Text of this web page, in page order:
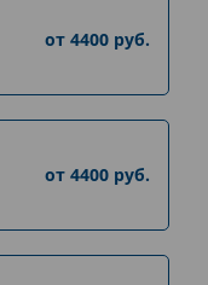
от 4400 руб.
от 4400 руб.